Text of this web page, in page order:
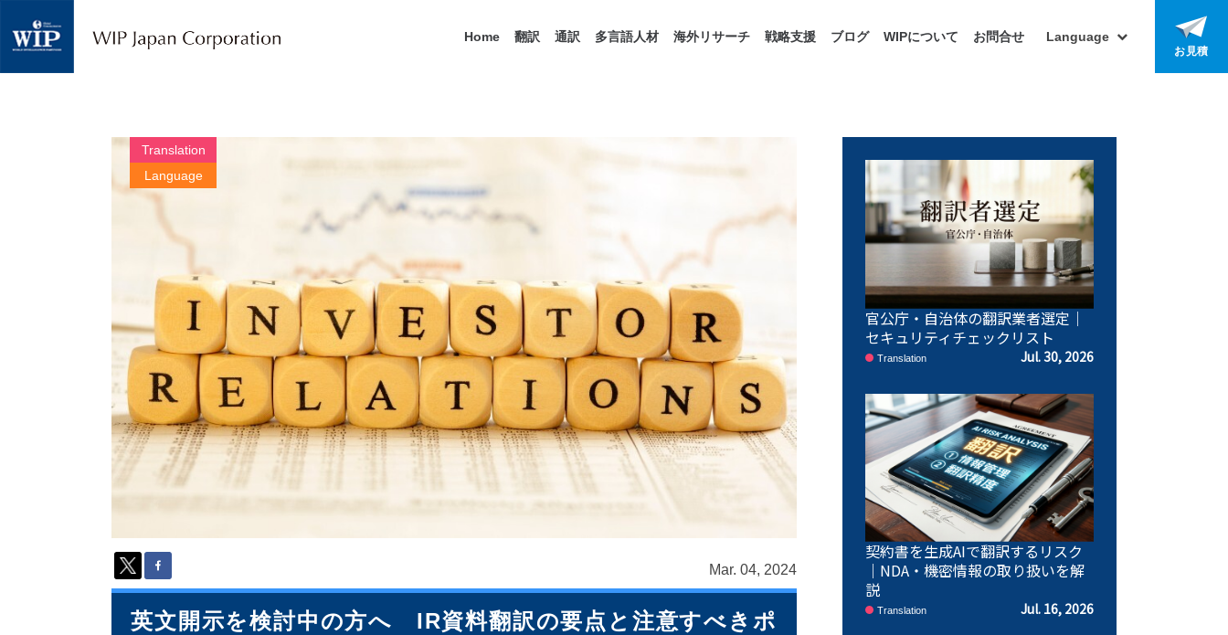
P
外
・
派
遣
の
言
1
Home 翻訳 通訳 多言語人材 海外リサーチ 戦略支援 ブログ WIPについて お問合せ Language
お見積
Translation
Language
Mar. 04, 2024
英文開示を検討中の方へ IR資料翻訳の要点と注意すべきポ
官公庁・自治体の翻訳業者選定｜
セキュリティチェックリスト
Translation Jul. 30, 2026
契約書を生成AIで翻訳するリスク
｜NDA・機密情報の取り扱いを解
説
Translation Jul. 16, 2026